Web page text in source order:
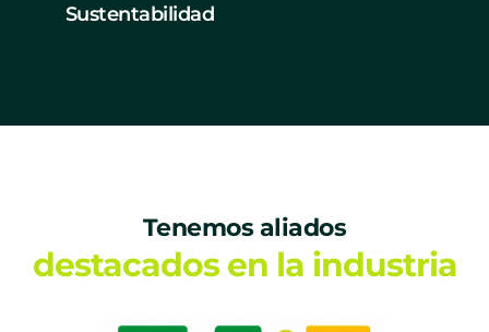
Sustentabilidad
Tenemos aliados
destacados en la industria